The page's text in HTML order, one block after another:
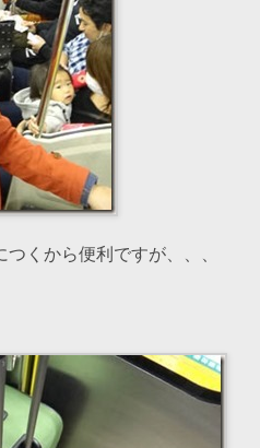
くから便利ですが、、、